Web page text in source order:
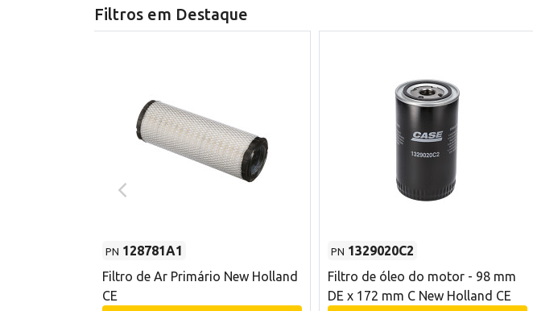
Filtros em Destaque
PN 128781A1
Filtro de Ar Primário New Holland
CE
PN 1329020C2
Filtro de óleo do motor - 98 mm
DE x 172 mm C New Holland CE